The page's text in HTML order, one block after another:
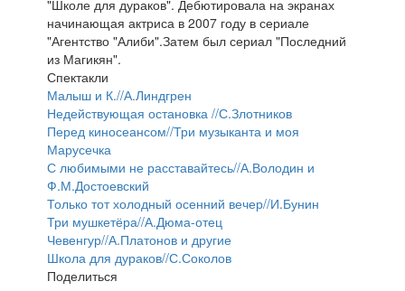
"Школе для дураков". Дебютировала на экранах
начинающая актриса в 2007 году в сериале
"Агентство "Алиби".Затем был сериал "Последний
из Магикян".
Спектакли
Малыш и К.//А.Линдгрен
Недействующая остановка //С.Злотников
Перед киносеансом//Три музыканта и моя
Марусечка
С любимыми не расставайтесь//А.Володин и
Ф.М.Достоевский
Только тот холодный осенний вечер//И.Бунин
Три мушкетёра//А.Дюма-отец
Чевенгур//А.Платонов и другие
Школа для дураков//С.Соколов
Поделиться